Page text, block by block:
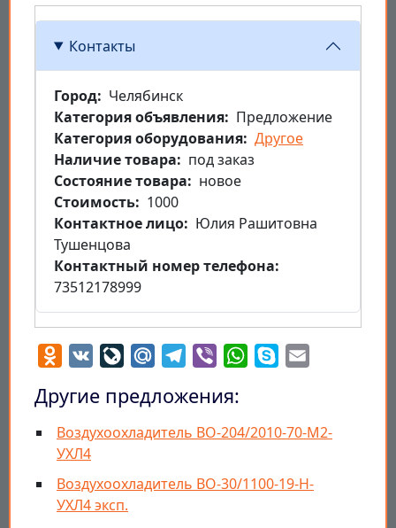
Контакты
Город
Челябинск
Категория объявления
Предложение
Категория оборудования Другое
Наличие товара
под заказ
Состояние товара
новое
Стоимость
1000
Контактное лицо
Юлия Рашитовна
Тушенцова
Контактный номер телефона
73512178999
Odnoklassniki
VK LiveJournal
Mail.RuTelegram
Viber WhatsApp
Skype
Другие предложения:
Воздухоохладитель ВО-204/2010-70-М2-
УХЛ4
Воздухоохладитель ВО-30/1100-19-Н-
УХЛ4 эксп.